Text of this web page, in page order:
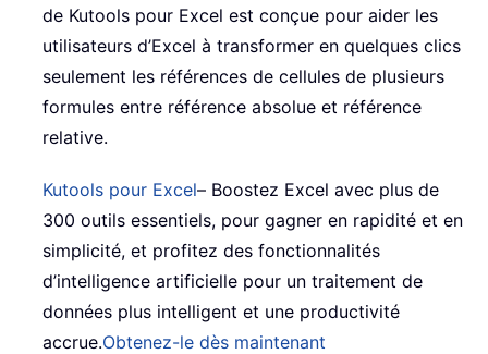
de Kutools pour Excel est conçue pour aider les
utilisateurs d’Excel à transformer en quelques clics
seulement les références de cellules de plusieurs
formules entre référence absolue et référence
relative.
Kutools pour Excel– Boostez Excel avec plus de
300 outils essentiels, pour gagner en rapidité et en
simplicité, et profitez des fonctionnalités
d’intelligence artificielle pour un traitement de
données plus intelligent et une productivité
accrue.Obtenez-le dès maintenant